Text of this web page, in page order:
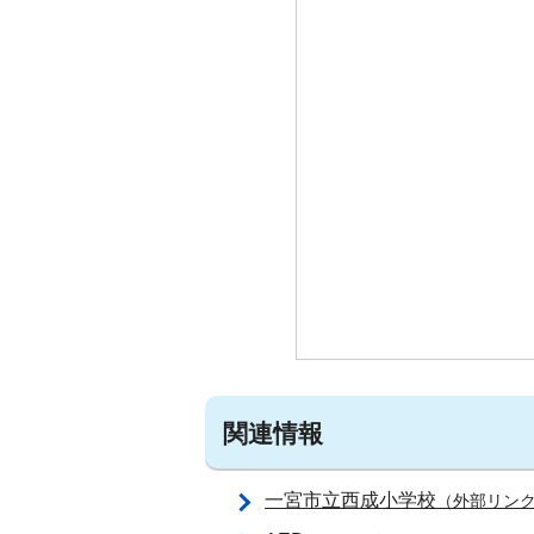
関連情報
一宮市立西成小学校 （外部リン